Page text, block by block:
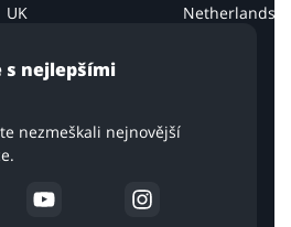
s nejlepšími
nezmeškali nejnovější
UK Netherlands